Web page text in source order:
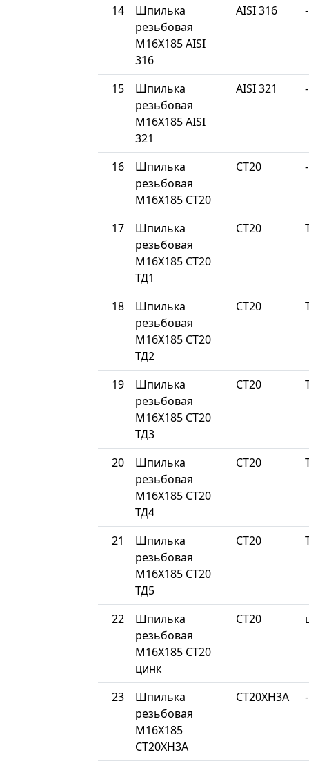
14
Шпилька
резьбовая
М16Х185 AISI
316
AISI 316 -
15
Шпилька
резьбовая
М16Х185 AISI
321
AISI 321 -
16
Шпилька
резьбовая
М16Х185 СТ20
СТ20 -
17
Шпилька
резьбовая
М16Х185 СТ20
ТД1
СТ20
18
Шпилька
резьбовая
М16Х185 СТ20
ТД2
СТ20
19
Шпилька
резьбовая
М16Х185 СТ20
ТД3
СТ20
20
Шпилька
резьбовая
М16Х185 СТ20
ТД4
СТ20
21
Шпилька
резьбовая
М16Х185 СТ20
ТД5
СТ20
22
Шпилька
резьбовая
М16Х185 СТ20
цинк
СТ20
23
Шпилька
резьбовая
М16Х185
СТ20ХН3А
СТ20ХН3А -